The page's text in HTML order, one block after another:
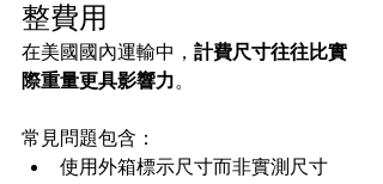
整費用
在美國國內運輸中， 計費尺寸往往比實
際重量更具影響力。
常見問題包含：
使用外箱標示尺寸而非實測尺寸